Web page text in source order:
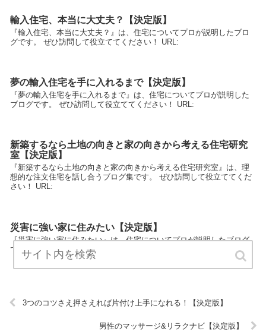
輸入住宅、本当に大丈夫？【決定版】
『輸入住宅、本当に大丈夫？』は、住宅についてプロが説明したブロ
グです。 ぜひ訪問して役立ててください！ URL:
夢の輸入住宅を手に入れるまで【決定版】
『夢の輸入住宅を手に入れるまで』は、住宅についてプロが説明した
ブログです。 ぜひ訪問して役立ててください！ URL:
新築するなら土地の向きと家の向きから考える住宅研究
室【決定版】
『新築するなら土地の向きと家の向きから考える住宅研究室』は、理
想的な注文住宅を話し合うブログ集です。 ぜひ訪問して役立ててくだ
さい！ URL:
災害に強い家に住みたい【決定版】
『災害に強い家に住みたい』は、住宅についてプロが説明したブログ
です。 ぜひ訪問して役立ててください！ URL:
3つのコツさえ押さえれば片付け上手になれる！【決定版】
男性のマッサージ&リラクナビ【決定版】